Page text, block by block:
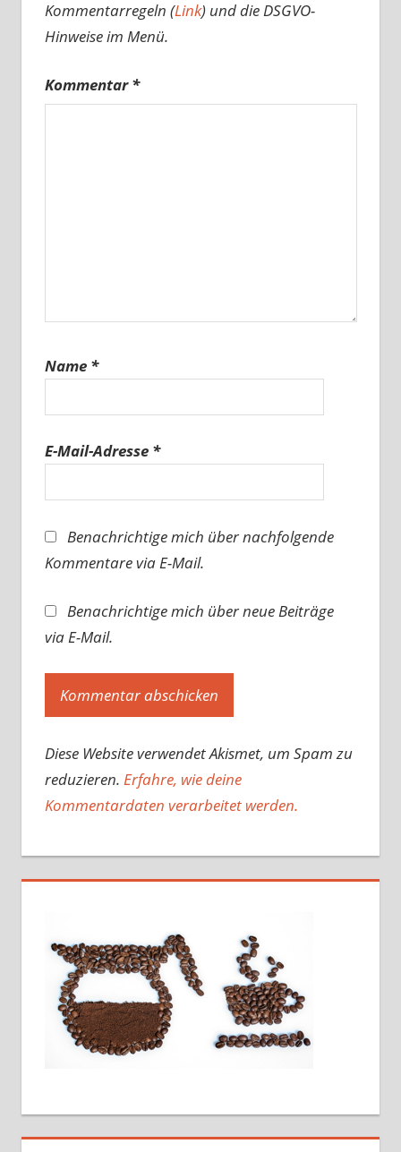
Kommentarregeln (Link) und die DSGVO-
Hinweise im Menü.
Kommentar*
Name *
E-Mail-Adresse *
Benachrichtige mich über nachfolgende
Kommentare via E-Mail.
Benachrichtige mich über neue Beiträge
via E-Mail.
Diese Website verwendet Akismet, um Spam zu
reduzieren. Erfahre, wie deine
Kommentardaten verarbeitet werden.